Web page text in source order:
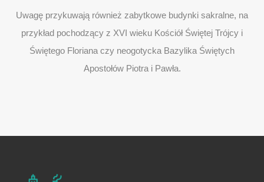
Uwagę przykuwają również zabytkowe budynki sakralne, na
przykład pochodzący z XVI wieku Kościół Świętej Trójcy i
Świętego Floriana czy neogotycka Bazylika Świętych
Apostołów Piotra i Pawła.